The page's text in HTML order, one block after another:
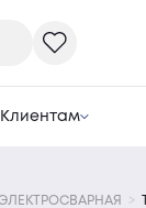
Клиентам
ЭЛЕКТРОСВАРНАЯ